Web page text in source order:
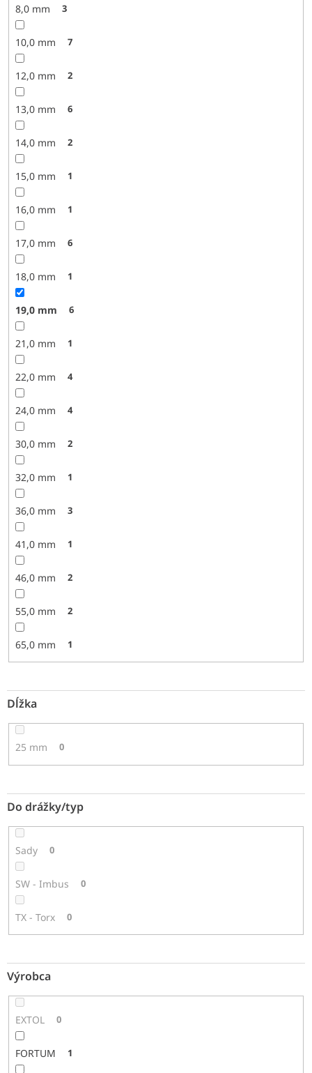
8,0 mm 3
10,0 mm 7
12,0 mm 2
13,0 mm 6
14,0 mm 2
15,0 mm 1
16,0 mm 1
17,0 mm 6
18,0 mm 1
19,0 mm 6
21,0 mm 1
22,0 mm 4
24,0 mm 4
30,0 mm 2
32,0 mm 1
36,0 mm 3
41,0 mm 1
46,0 mm 2
55,0 mm 2
65,0 mm 1
Dĺžka
25 mm 0
Do drážky/typ
Sady 0
SW - Imbus 0
TX - Torx 0
Výrobca
EXTOL 0
FORTUM 1